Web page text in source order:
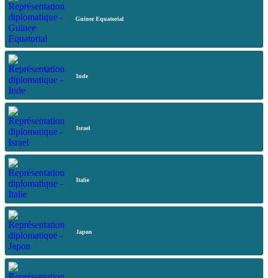
Guinee Equatorial
Inde
Israel
Italie
Japon